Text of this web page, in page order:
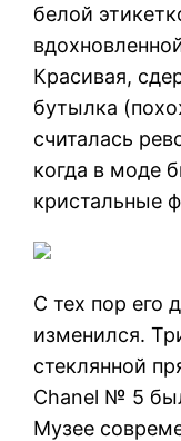
белой
Красивая,
бутылка
считалась
когда в моде
кристальные
С тех пор его
изменился.
стеклянной
Chanel № 5
Музее